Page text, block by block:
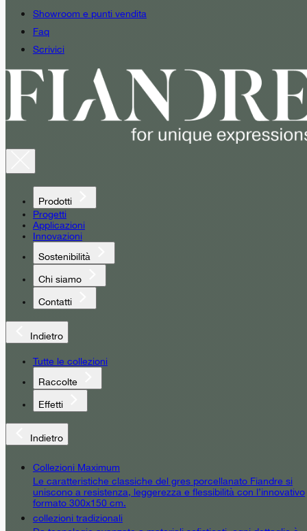
Showroom e punti vendita
Faq
Scrivici
Prodotti
Progetti
Applicazioni
Innovazioni
Sostenibilità
Chi siamo
Contatti
Indietro
Tutte le collezioni
Raccolte
Effetti
Indietro
Collezioni Maximum
Le caratteristiche classiche del gres porcellanato Fiandre si
uniscono a resistenza, leggerezza e flessibilità con l’innovativo
formato 300x150 cm.
collezioni tradizionali